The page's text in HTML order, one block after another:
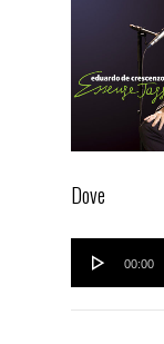
Dove
Audio
Player
00:00